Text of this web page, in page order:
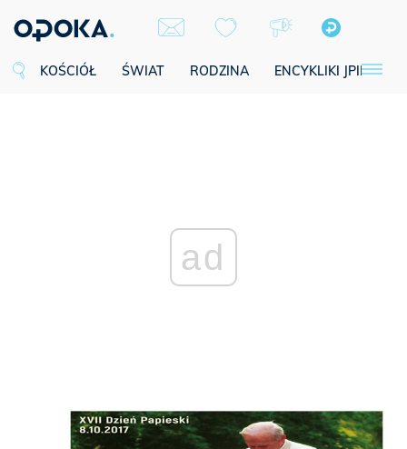
KOŚCIÓŁ ŚWIAT RODZINA ENCYKLIKI JPII
ad